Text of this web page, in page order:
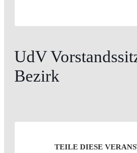
UdV
Bezirk
TEILE DIESE